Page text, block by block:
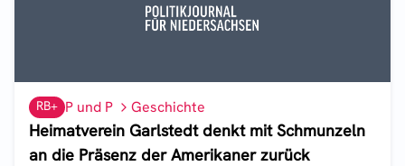
RB+ P und P Geschichte
Heimatverein Garlstedt denkt mit Schmunzeln
an die Präsenz der Amerikaner zurück